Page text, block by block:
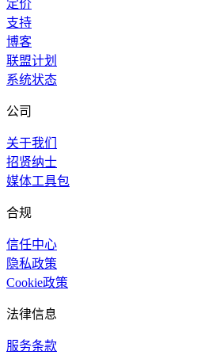
定价
支持
博客
联盟计划
系统状态
公司
关于我们
招贤纳士
媒体工具包
合规
信任中心
隐私政策
Cookie政策
法律信息
服务条款